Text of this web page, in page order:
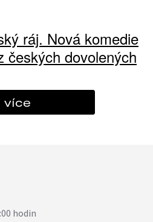
ráj. Nová komedie
českých dovolených
více